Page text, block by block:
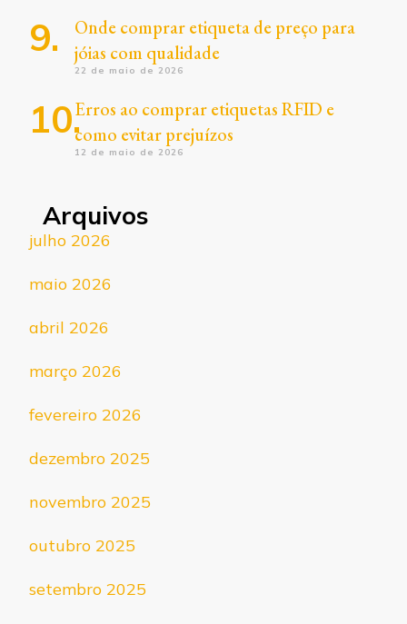
Onde comprar etiqueta de preço para
jóias com qualidade
22 de maio de 2026
Erros ao comprar etiquetas RFID e
como evitar prejuízos
12 de maio de 2026
Arquivos
julho 2026
maio 2026
abril 2026
março 2026
fevereiro 2026
dezembro 2025
novembro 2025
outubro 2025
setembro 2025